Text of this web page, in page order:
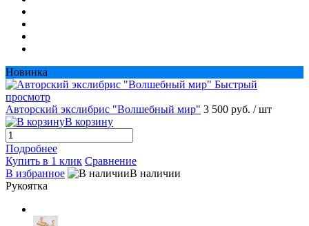
Новинка
Быстрый
просмотр
Авторский экслибрис "Волшебный мир" 3 500 руб. / шт
В корзину
Подробнее
Купить в 1 клик Сравнение
В избранное
В наличии
Рукоятка